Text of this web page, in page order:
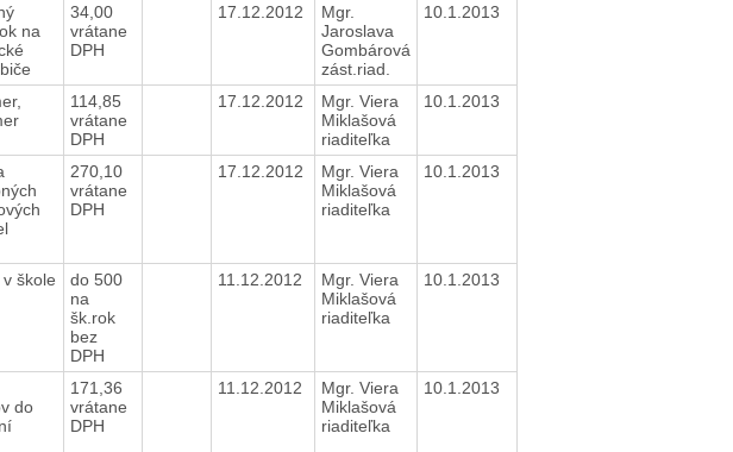
na
34,00
vrátane
DPH
17.12.2012
Mgr.
Jaroslava
Gombárová
zást.riad.
10.1.2013
114,85
vrátane
DPH
17.12.2012
Mgr. Viera
Miklašová
riaditeľka
10.1.2013
270,10
vrátane
DPH
17.12.2012
Mgr. Viera
Miklašová
riaditeľka
10.1.2013
škole
do 500
na
šk.rok
bez
DPH
11.12.2012
Mgr. Viera
Miklašová
riaditeľka
10.1.2013
do
171,36
vrátane
DPH
11.12.2012
Mgr. Viera
Miklašová
riaditeľka
10.1.2013